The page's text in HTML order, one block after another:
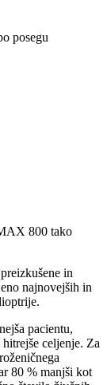
posegu
800 tako
in
najnovejših in
pacientu,
celjenje. Za
80 % manjši kot